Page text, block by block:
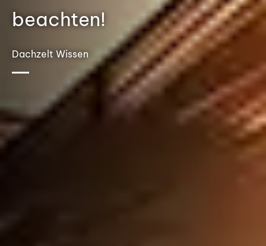
beachten!
Dachzelt Wissen